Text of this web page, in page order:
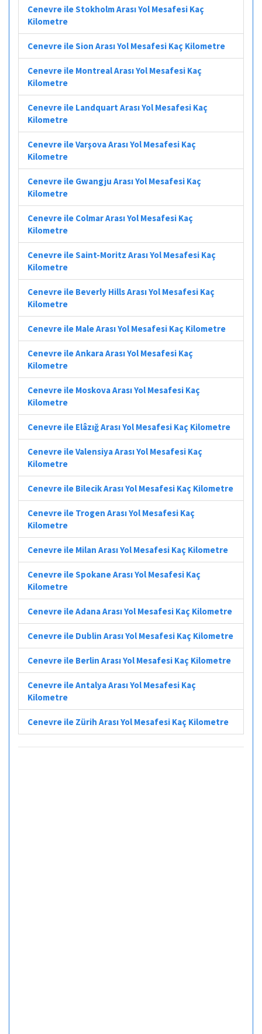
Cenevre ile Stokholm Arası Yol Mesafesi Kaç
Kilometre
Cenevre ile Sion Arası Yol Mesafesi Kaç Kilometre
Cenevre ile Montreal Arası Yol Mesafesi Kaç
Kilometre
Cenevre ile Landquart Arası Yol Mesafesi Kaç
Kilometre
Cenevre ile Varşova Arası Yol Mesafesi Kaç
Kilometre
Cenevre ile Gwangju Arası Yol Mesafesi Kaç
Kilometre
Cenevre ile Colmar Arası Yol Mesafesi Kaç
Kilometre
Cenevre ile Saint-Moritz Arası Yol Mesafesi Kaç
Kilometre
Cenevre ile Beverly Hills Arası Yol Mesafesi Kaç
Kilometre
Cenevre ile Male Arası Yol Mesafesi Kaç Kilometre
Cenevre ile Ankara Arası Yol Mesafesi Kaç
Kilometre
Cenevre ile Moskova Arası Yol Mesafesi Kaç
Kilometre
Cenevre ile Elâzığ Arası Yol Mesafesi Kaç Kilometre
Cenevre ile Valensiya Arası Yol Mesafesi Kaç
Kilometre
Cenevre ile Bilecik Arası Yol Mesafesi Kaç Kilometre
Cenevre ile Trogen Arası Yol Mesafesi Kaç
Kilometre
Cenevre ile Milan Arası Yol Mesafesi Kaç Kilometre
Cenevre ile Spokane Arası Yol Mesafesi Kaç
Kilometre
Cenevre ile Adana Arası Yol Mesafesi Kaç Kilometre
Cenevre ile Dublin Arası Yol Mesafesi Kaç Kilometre
Cenevre ile Berlin Arası Yol Mesafesi Kaç Kilometre
Cenevre ile Antalya Arası Yol Mesafesi Kaç
Kilometre
Cenevre ile Zürih Arası Yol Mesafesi Kaç Kilometre